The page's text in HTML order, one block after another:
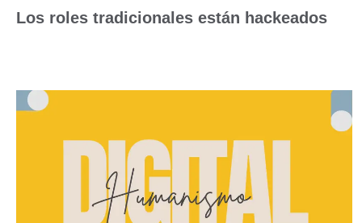
Los roles tradicionales están hackeados